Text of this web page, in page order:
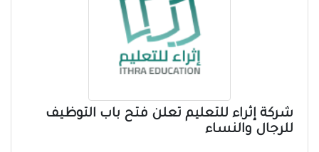
شركة إثراء للتعليم تعلن فتح باب التوظيف
للرجال والنساء